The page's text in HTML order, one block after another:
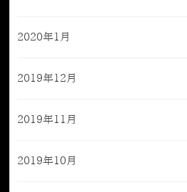
2020年1月
2019年12月
2019年11月
2019年10月